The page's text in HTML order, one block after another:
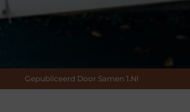
Gepubliceerd Door Samen 1.nl